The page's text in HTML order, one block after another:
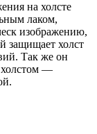
на холсте
лаком,
изображению,
защищает холст
Так же он
холстом —